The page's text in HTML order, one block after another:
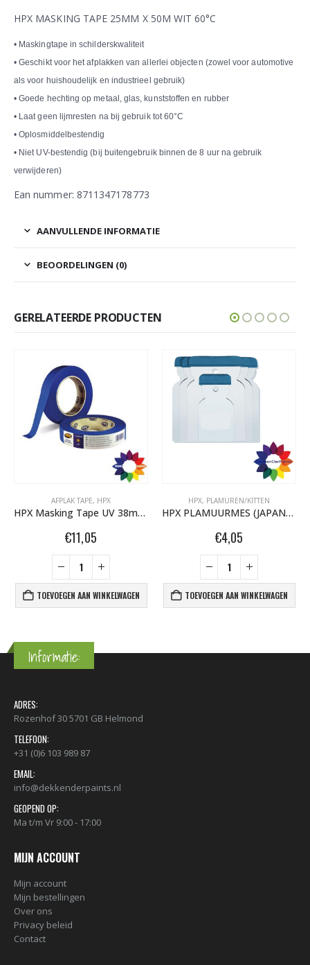
HPX MASKING TAPE 25MM X 50M WIT 60°C
• Maskingtape in schilderskwaliteit
• Geschikt voor het afplakken van allerlei objecten (zowel voor automotive
als voor huishoudelijk en industrieel gebruik)
• Goede hechting op metaal, glas, kunststoffen en rubber
• Laat geen lijmresten na bij gebruik tot 60°C
• Oplosmiddelbestendig
• Niet UV-bestendig (bij buitengebruik binnen de 8 uur na gebruik
verwijderen)
Ean nummer: 8711347178773
AANVULLENDE INFORMATIE
BEOORDELINGEN (0)
GERELATEERDE PRODUCTEN
AFPLAK TAPE, HPX
HPX Masking Tape UV 38mm MU3850
€11,05
TOEVOEGEN AAN WINKELWAGEN
HPX, PLAMUREN/KITTEN
HPX PLAMUURMES (JAPANSPACHTEL)
€4,05
TOEVOEGEN AAN WINKELWAGEN
Informatie:
ADRES:
Rozenhof 30 5701 GB Helmond
TELEFOON:
+31 (0)6 103 989 87
EMAIL:
info@dekkenderpaints.nl
GEOPEND OP:
Ma t/m Vr 9:00 - 17:00
MIJN ACCOUNT
Mijn account
Mijn bestellingen
Over ons
Privacy beleid
Contact